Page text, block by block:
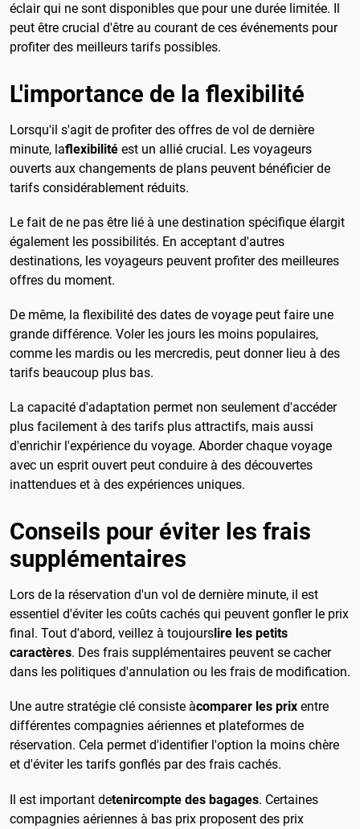
éclair qui ne sont disponibles que pour une durée limitée. Il
peut être crucial d'être au courant de ces événements pour
profiter des meilleurs tarifs possibles.
L'importance de la flexibilité
Lorsqu'il s'agit de profiter des offres de vol de dernière
minute, laflexibilité est un allié crucial. Les voyageurs
ouverts aux changements de plans peuvent bénéficier de
tarifs considérablement réduits.
Le fait de ne pas être lié à une destination spécifique élargit
également les possibilités. En acceptant d'autres
destinations, les voyageurs peuvent profiter des meilleures
offres du moment.
De même, la flexibilité des dates de voyage peut faire une
grande différence. Voler les jours les moins populaires,
comme les mardis ou les mercredis, peut donner lieu à des
tarifs beaucoup plus bas.
La capacité d'adaptation permet non seulement d'accéder
plus facilement à des tarifs plus attractifs, mais aussi
d'enrichir l'expérience du voyage. Aborder chaque voyage
avec un esprit ouvert peut conduire à des découvertes
inattendues et à des expériences uniques.
Conseils pour éviter les frais
supplémentaires
Lors de la réservation d'un vol de dernière minute, il est
essentiel d'éviter les coûts cachés qui peuvent gonfler le prix
final. Tout d'abord, veillez à toujours lire les petits
caractères. Des frais supplémentaires peuvent se cacher
dans les politiques d'annulation ou les frais de modification.
Une autre stratégie clé consiste àcomparer les prix entre
différentes compagnies aériennes et plateformes de
réservation. Cela permet d'identifier l'option la moins chère
et d'éviter les tarifs gonflés par des frais cachés.
Il est important detenircompte des bagages. Certaines
compagnies aériennes à bas prix proposent des prix